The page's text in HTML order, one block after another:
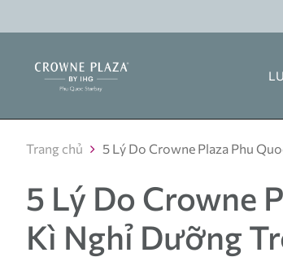
Trang chủ 5 Lý Do Crowne Plaza Phu
5 Lý Do Crowne
Kì Nghỉ Dưỡng